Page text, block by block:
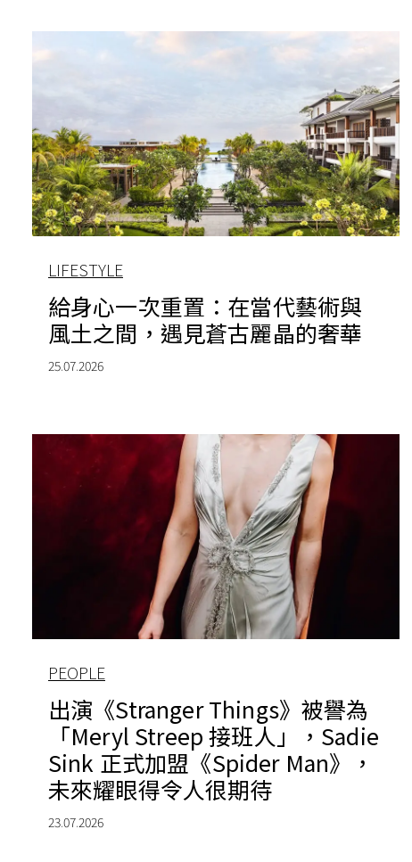
LIFESTYLE
給身心一次重置：在當代藝術與
風土之間，遇見蒼古麗晶的奢華
25.07.2026
PEOPLE
出演《Stranger Things》被譽為
「Meryl Streep 接班人」，Sadie
Sink 正式加盟《Spider Man》，
未來耀眼得令人很期待
23.07.2026